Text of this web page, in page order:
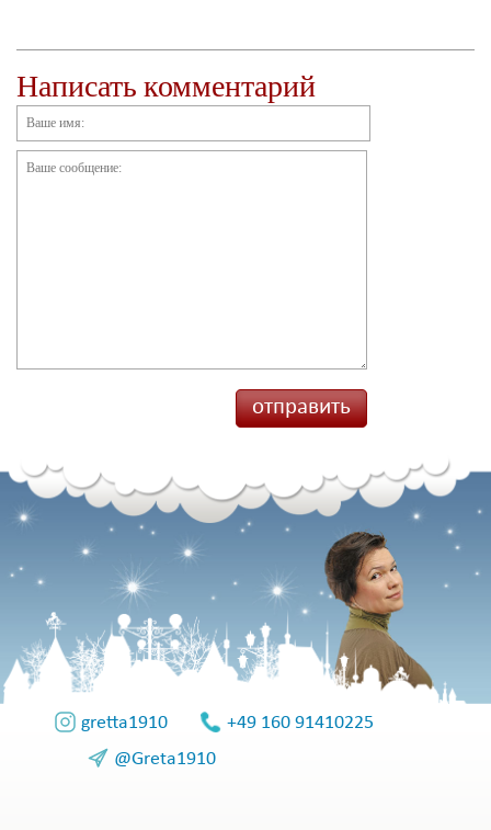
Написать комментарий
gretta1910
+49 160 91410225
@Greta1910